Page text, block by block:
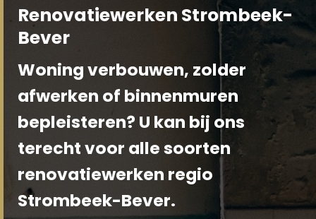
Renovatiewerken Strombeek-
Bever
Woning verbouwen, zolder
afwerken of binnenmuren
bepleisteren? U kan bij ons
terecht voor alle soorten
renovatiewerken regio
Strombeek-Bever.